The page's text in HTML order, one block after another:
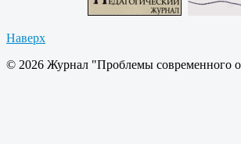
Наверх
© 2026 Журнал "Проблемы современного